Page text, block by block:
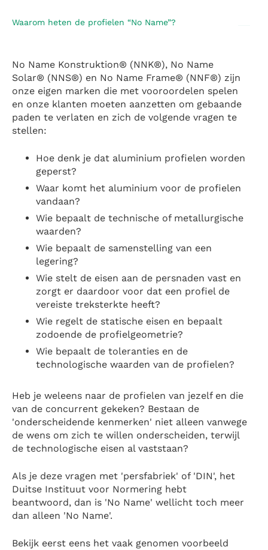
Waarom heten de profielen “No Name”?
No Name Konstruktion® (NNK®), No Name
Solar® (NNS®) en No Name Frame® (NNF®) zijn
onze eigen marken die met vooroordelen spelen
en onze klanten moeten aanzetten om gebaande
paden te verlaten en zich de volgende vragen te
stellen:
Hoe denk je dat aluminium profielen worden
geperst?
Waar komt het aluminium voor de profielen
vandaan?
Wie bepaalt de technische of metallurgische
waarden?
Wie bepaalt de samenstelling van een
legering?
Wie stelt de eisen aan de persnaden vast en
zorgt er daardoor voor dat een profiel de
vereiste treksterkte heeft?
Wie regelt de statische eisen en bepaalt
zodoende de profielgeometrie?
Wie bepaalt de toleranties en de
technologische waarden van de profielen?
Heb je weleens naar de profielen van jezelf en die
van de concurrent gekeken? Bestaan de
'onderscheidende kenmerken' niet alleen vanwege
de wens om zich te willen onderscheiden, terwijl
de technologische eisen al vaststaan?
Als je deze vragen met 'persfabriek' of 'DIN', het
Duitse Instituut voor Normering hebt
beantwoord, dan is 'No Name' wellicht toch meer
dan alleen 'No Name'.
Bekijk eerst eens het vaak genomen voorbeeld